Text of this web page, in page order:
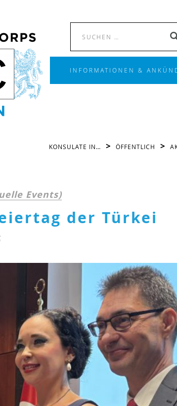
INFORMATIONEN &
KONSULATE IN… > ÖFFENTLICH >
Events)
der Türkei